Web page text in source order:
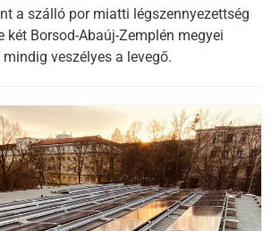
a szálló por miatti légszennyezettség
két Borsod-Abaúj-Zemplén megyei
veszélyes a levegő.